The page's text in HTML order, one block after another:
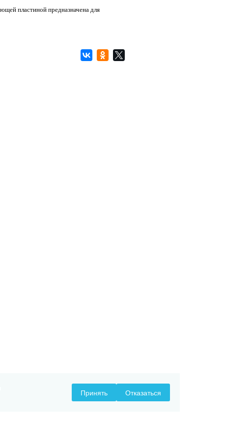
пластиной предназначена для
Принять Отказаться